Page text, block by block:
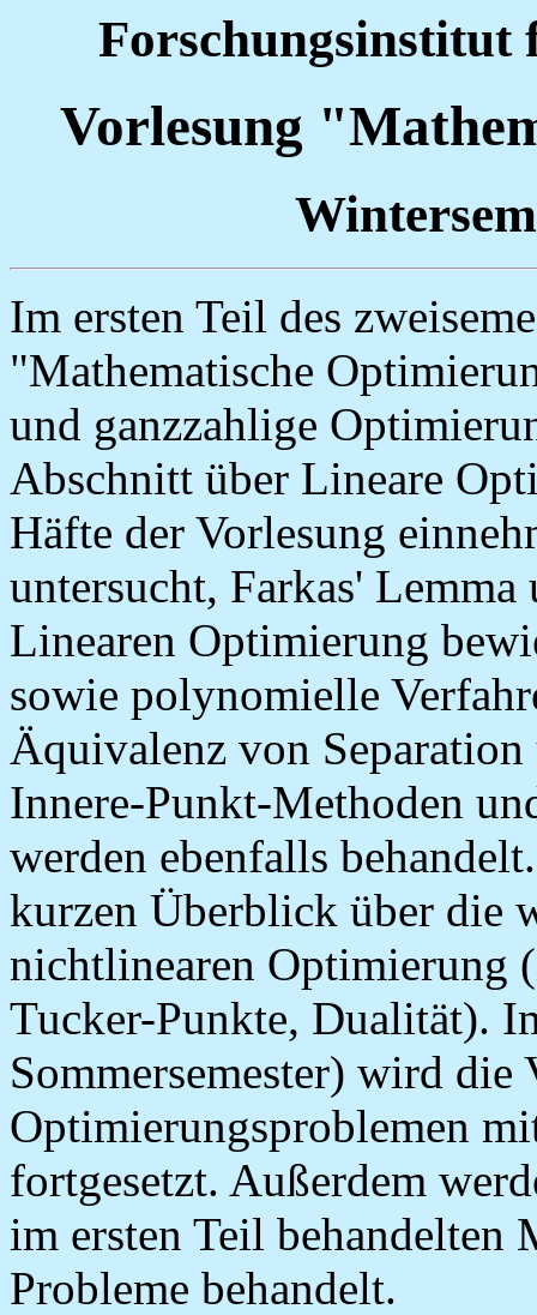
Vorlesung
Im ersten Teil des
"Mathematische
und ganzzahlige
Abschnitt über Lineare
Häfte der Vorlesung
untersucht, Farkas'
Linearen Optimierung
sowie polynomielle
Äquivalenz von
Innere-Punkt-Methoden
werden ebenfalls
kurzen Überblick über die
nichtlinearen Optimierung
Tucker-Punkte, Dualität).
Sommersemester) wird die
Optimierungsproblemen
fortgesetzt. Außerdem
im ersten Teil behandelten
Probleme behandelt.